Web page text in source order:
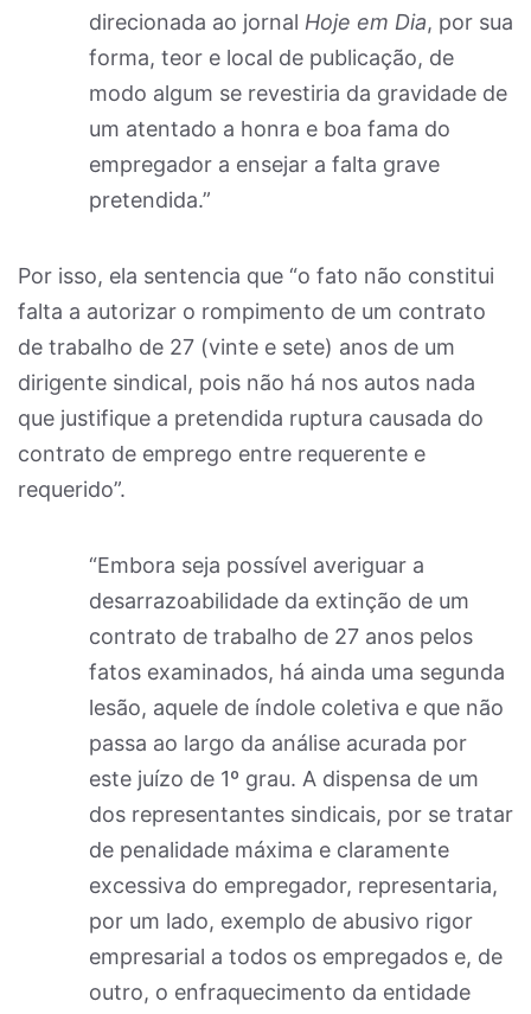
direcionada ao jornal Hoje em Dia, por sua
forma, teor e local de publicação, de
modo algum se revestiria da gravidade de
um atentado a honra e boa fama do
empregador a ensejar a falta grave
pretendida.”
Por isso, ela sentencia que “o fato não constitui
falta a autorizar o rompimento de um contrato
de trabalho de 27 (vinte e sete) anos de um
dirigente sindical, pois não há nos autos nada
que justifique a pretendida ruptura causada do
contrato de emprego entre requerente e
requerido”.
“Embora seja possível averiguar a
desarrazoabilidade da extinção de um
contrato de trabalho de 27 anos pelos
fatos examinados, há ainda uma segunda
lesão, aquele de índole coletiva e que não
passa ao largo da análise acurada por
este juízo de 1º grau. A dispensa de um
dos representantes sindicais, por se tratar
de penalidade máxima e claramente
excessiva do empregador, representaria,
por um lado, exemplo de abusivo rigor
empresarial a todos os empregados e, de
outro, o enfraquecimento da entidade